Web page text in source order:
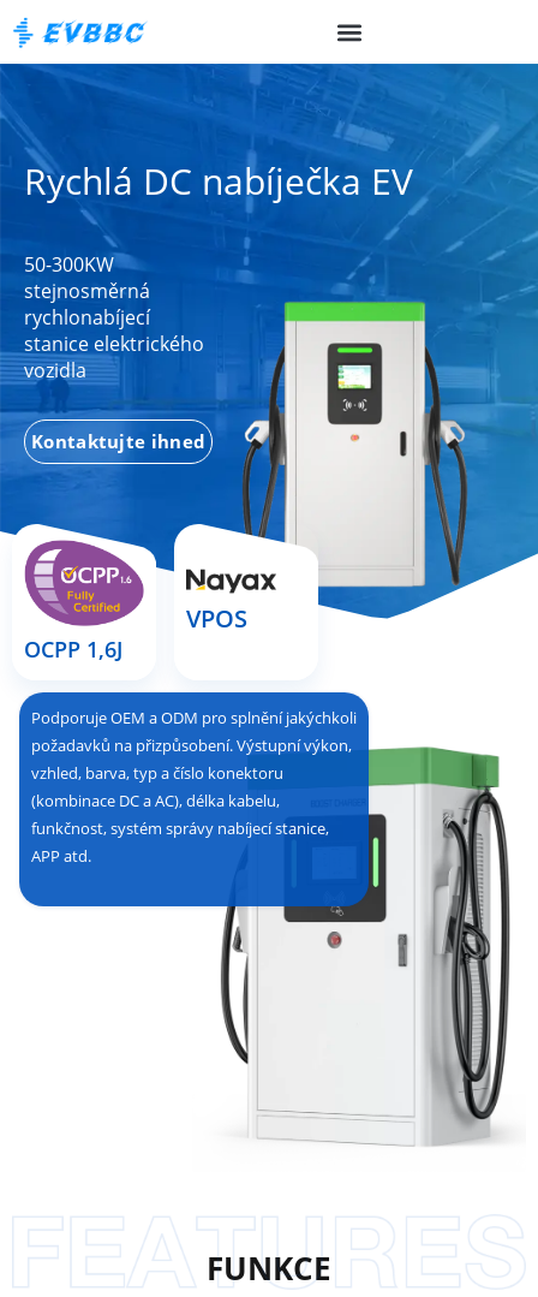
Rychlá DC nabíječka EV
50-300KW
stejnosměrná
rychlonabíjecí
stanice elektrického
vozidla
Kontaktujte ihned
OCPP 1,6J
VPOS
Podporuje OEM a ODM pro splnění jakýchkoli
požadavků na přizpůsobení. Výstupní výkon,
vzhled, barva, typ a číslo konektoru
(kombinace DC a AC), délka kabelu,
funkčnost, systém správy nabíjecí stanice,
APP atd.
FUNKCE